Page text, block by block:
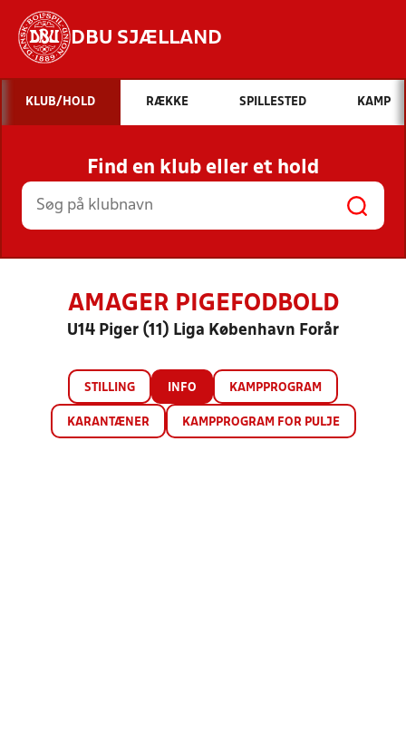
DBU SJÆLLAND
Hvad vil du søge efter?
INDHOLD OG NYHEDER
STILLINGER, RESULTATER, KLUBBER OG
HOLD
KLUB/HOLD RÆKKE SPILLESTED KAMP
Find en klub eller et hold
AMAGER PIGEFODBOLD
U14 Piger (11) Liga København Forår
STILLING INFO KAMPPROGRAM
KARANTÆNER KAMPPROGRAM FOR PULJE